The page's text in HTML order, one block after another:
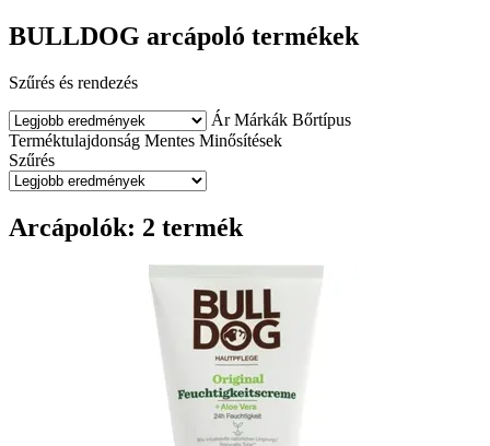
BULLDOG arcápoló termékek
Szűrés és rendezés
Ár Márkák Bőrtípus
Terméktulajdonság Mentes Minősítések
Szűrés
Arcápolók: 2 termék